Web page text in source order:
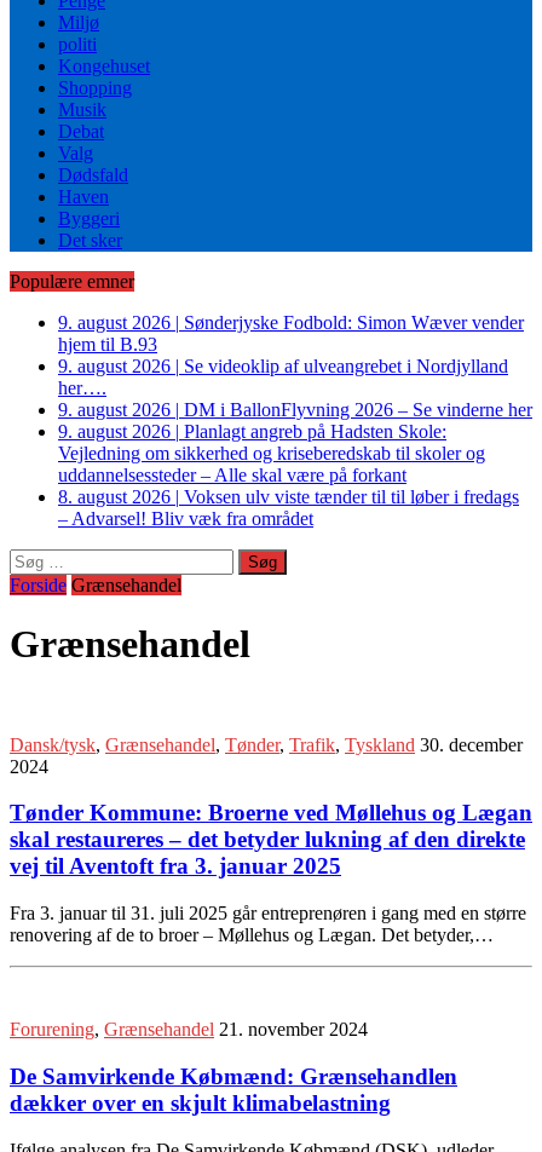
Miljø
politi
Kongehuset
Shopping
Musik
Debat
Valg
Dødsfald
Haven
Byggeri
Det sker
Populære emner
9. august 2026 | Sønderjyske Fodbold: Simon Wæver vender
hjem til B.93
9. august 2026 | Se videoklip af ulveangrebet i Nordjylland
her….
9. august 2026 | DM i BallonFlyvning 2026 – Se vinderne her
9. august 2026 | Planlagt angreb på Hadsten Skole:
Vejledning om sikkerhed og kriseberedskab til skoler og
uddannelsessteder – Alle skal være på forkant
8. august 2026 | Voksen ulv viste tænder til til løber i fredags
– Advarsel! Bliv væk fra området
Søg
efter:
Forside Grænsehandel
Grænsehandel
Dansk/tysk, Grænsehandel, Tønder, Trafik, Tyskland 30. december
2024
Tønder Kommune: Broerne ved Møllehus og Lægan
skal restaureres – det betyder lukning af den direkte
vej til Aventoft fra 3. januar 2025
Fra 3. januar til 31. juli 2025 går entreprenøren i gang med en større
renovering af de to broer – Møllehus og Lægan. Det betyder,…
Forurening, Grænsehandel 21. november 2024
De Samvirkende Købmænd: Grænsehandlen
dækker over en skjult klimabelastning